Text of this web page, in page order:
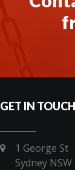
GET IN TOUCH
1 George St
Sydney NSW